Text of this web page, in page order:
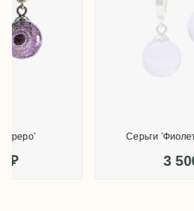
Серьги 'Фиолетовая вуаль'